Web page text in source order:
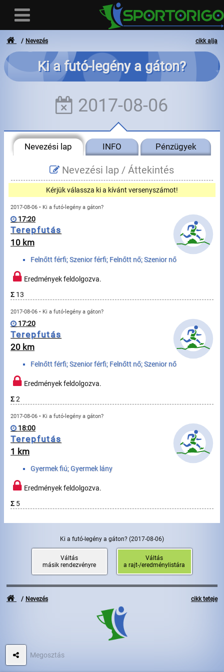
Felhasználó
Elfelejtett azonosító vagy jelszó
Számlák
Adatvédelem
Üzenetek
Saját sportolók
Sportágak
Kerékpározás
Multisportok
Túrázás
Úszás
Evezés
Kapcsolat
cikk alja
Nevezés
Ki a futó-legény a gáton?
2017-08-06
Nevezési lap INFO Pénzügyek
Nevezési lap / Áttekintés
Kérjük válassza ki a kívánt versenyszámot!
2017-08-06 • Ki a futó-legény a gáton?
17:20
Terepfutás
10 km
Felnőtt férfi; Szenior férfi; Felnőtt nő; Szenior nő
Eredmények feldolgozva.
Σ 13
2017-08-06 • Ki a futó-legény a gáton?
17:20
Terepfutás
20 km
Felnőtt férfi; Szenior férfi; Felnőtt nő; Szenior nő
Eredmények feldolgozva.
Σ2
2017-08-06 • Ki a futó-legény a gáton?
18:00
Terepfutás
1 km
Gyermek fiú; Gyermek lány
Eredmények feldolgozva.
Σ 5
Ki a futó-legény a gáton? (2017-08-06)
Váltás
másik rendezvényre
Váltás
a rajt-/eredménylistára
cikk teteje
Nevezés
Megosztás